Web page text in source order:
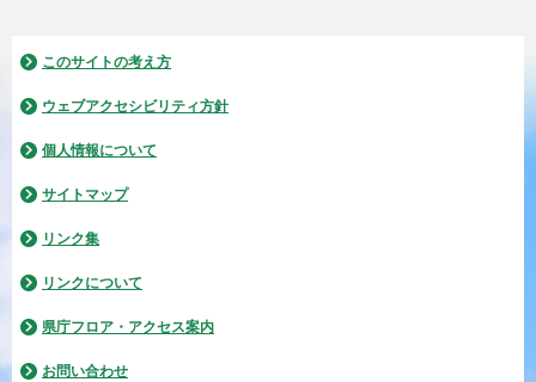
このサイトの考え方
ウェブアクセシビリティ方針
個人情報について
サイトマップ
リンク集
リンクについて
県庁フロア・アクセス案内
お問い合わせ